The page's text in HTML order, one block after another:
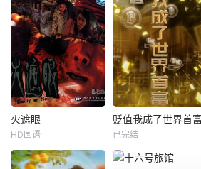
火遮眼
HD国语
贬值我成了世界首富
已完结